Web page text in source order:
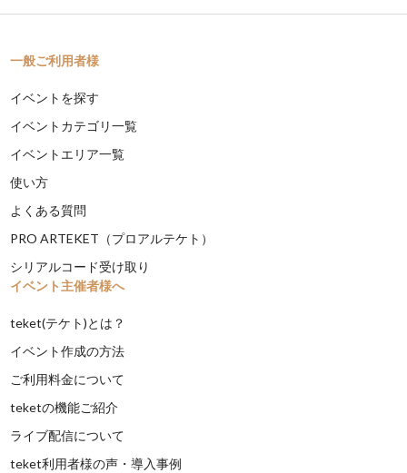
一般ご利用者様
イベントを探す
イベントカテゴリ一覧
イベントエリア一覧
使い方
よくある質問
PRO ARTEKET（プロアルテケト）
シリアルコード受け取り
イベント主催者様へ
teket(テケト)とは？
イベント作成の方法
ご利用料金について
teketの機能ご紹介
ライブ配信について
teket利用者様の声・導入事例